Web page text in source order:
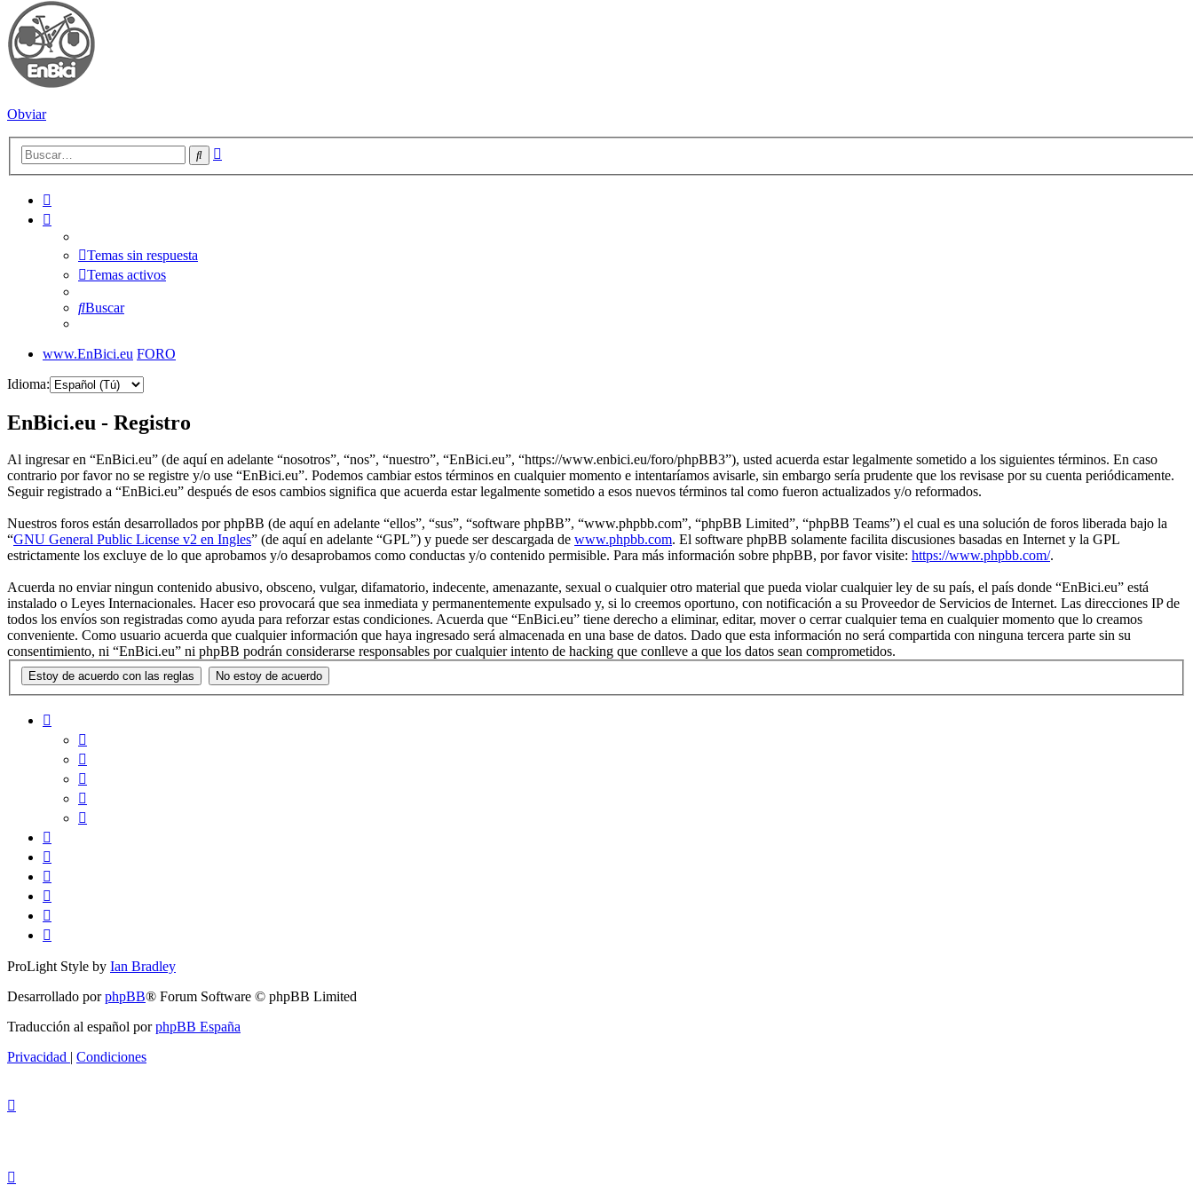
Obviar
Buscar
Temas sin respuesta
Temas activos
Buscar
www.EnBici.eu FORO
Idioma:
EnBici.eu - Registro
Al ingresar en “EnBici.eu” (de aquí en adelante “nosotros”, “nos”, “nuestro”, “EnBici.eu”, “https://www.enbici.eu/foro/phpBB3”), usted acuerda estar legalmente sometido a los siguientes términos. En caso
contrario por favor no se registre y/o use “EnBici.eu”. Podemos cambiar estos términos en cualquier momento e intentaríamos avisarle, sin embargo sería prudente que los revisase por su cuenta periódicamente.
Seguir registrado a “EnBici.eu” después de esos cambios significa que acuerda estar legalmente sometido a esos nuevos términos tal como fueron actualizados y/o reformados.
Nuestros foros están desarrollados por phpBB (de aquí en adelante “ellos”, “sus”, “software phpBB”, “www.phpbb.com”, “phpBB Limited”, “phpBB Teams”) el cual es una solución de foros liberada bajo la
“GNU General Public License v2 en Ingles” (de aquí en adelante “GPL”) y puede ser descargada de www.phpbb.com. El software phpBB solamente facilita discusiones basadas en Internet y la GPL
estrictamente los excluye de lo que aprobamos y/o desaprobamos como conductas y/o contenido permisible. Para más información sobre phpBB, por favor visite: https://www.phpbb.com/.
Acuerda no enviar ningun contenido abusivo, obsceno, vulgar, difamatorio, indecente, amenazante, sexual o cualquier otro material que pueda violar cualquier ley de su país, el país donde “EnBici.eu” está
instalado o Leyes Internacionales. Hacer eso provocará que sea inmediata y permanentemente expulsado y, si lo creemos oportuno, con notificación a su Proveedor de Servicios de Internet. Las direcciones IP de
todos los envíos son registradas como ayuda para reforzar estas condiciones. Acuerda que “EnBici.eu” tiene derecho a eliminar, editar, mover o cerrar cualquier tema en cualquier momento que lo creamos
conveniente. Como usuario acuerda que cualquier información que haya ingresado será almacenada en una base de datos. Dado que esta información no será compartida con ninguna tercera parte sin su
consentimiento, ni “EnBici.eu” ni phpBB podrán considerarse responsables por cualquier intento de hacking que conlleve a que los datos sean comprometidos.
ProLight Style by Ian Bradley
Desarrollado porphpBB® Forum Software © phpBB Limited
Traducción al español porphpBB España
Privacidad | Condiciones